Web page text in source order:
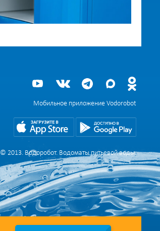
Мобильное приложение Vodorobot
© 2013. Водоробот. Водоматы питьевой воды.